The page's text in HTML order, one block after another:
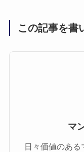
この記事を書
マ
日々価値のあ